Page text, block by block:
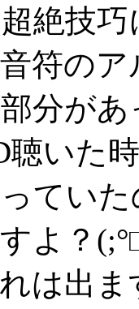
絶技
符の
分があ
聴いた
てい
よ？
は出